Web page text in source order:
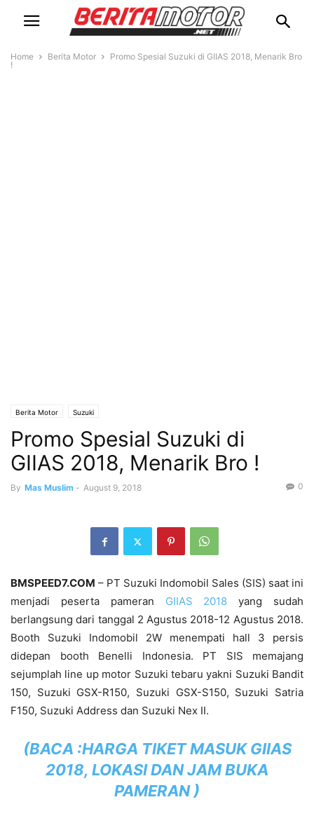
Home Berita Motor
Promo Spesial Suzuki di GIIAS 2018, Menarik Bro
!
Berita Motor Suzuki
Promo Spesial Suzuki di
GIIAS 2018, Menarik Bro !
By Mas Muslim - August 9, 2018 0
BMSPEED7.COM – PT Suzuki Indomobil Sales (SIS) saat ini
menjadi peserta pameran GIIAS 2018 yang sudah
berlangsung dari tanggal 2 Agustus 2018-12 Agustus 2018.
Booth Suzuki Indomobil 2W menempati hall 3 persis
didepan booth Benelli Indonesia. PT SIS memajang
sejumplah line up motor Suzuki tebaru yakni Suzuki Bandit
150, Suzuki GSX-R150, Suzuki GSX-S150, Suzuki Satria
F150, Suzuki Address dan Suzuki Nex II.
(BACA :HARGA TIKET MASUK GIIAS
2018, LOKASI DAN JAM BUKA
PAMERAN)